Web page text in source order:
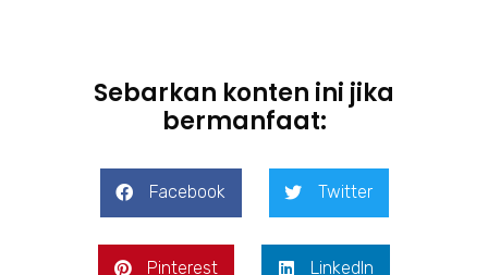
Sebarkan konten ini jika
bermanfaat:
Facebook Twitter
Pinterest LinkedIn